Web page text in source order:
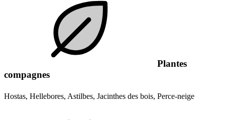
Plantes
compagnes
Hostas, Hellebores, Astilbes, Jacinthes des bois, Perce-neige